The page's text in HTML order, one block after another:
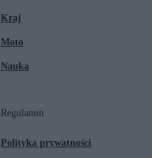
Kraj
Moto
Nauka
Regulamin
Polityka prywatności